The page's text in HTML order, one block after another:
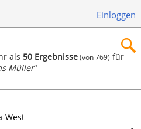
Einloggen
als 50 Ergebnisse(von 769) für
Müller"
West